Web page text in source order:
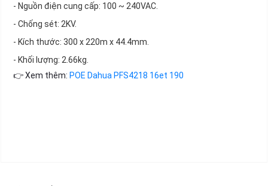
- Nguồn điện cung cấp: 100 ~ 240VAC.
- Chống sét: 2KV.
- Kích thước: 300 x 220m x 44.4mm.
- Khối lượng: 2.66kg.
👉 Xem thêm: POE Dahua PFS4218 16et 190